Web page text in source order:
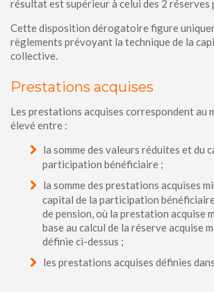
résultat est supérieur à celui des 2 réserves
Cette disposition dérogatoire figure
règlements prévoyant la technique de la
collective.
Prestations acquises
Les prestations acquises correspondent au
élevé entre :
la somme des valeurs réduites et du
participation bénéficiaire ;
la somme des prestations acquises
capital de la participation
de pension, où la prestation acquise
base au calcul de la réserve acquise
définie ci-dessus ;
les prestations acquises définies